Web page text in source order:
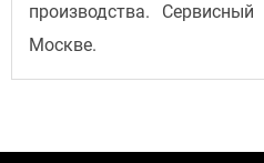
производства.
Москве.